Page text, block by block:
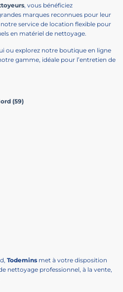
, vous bénéficiez
marques reconnues pour leur
service de location flexible pour
en matériel de nettoyage.
ou explorez notre boutique en ligne
gamme, idéale pour l’entretien de
(59)
Todemins met à votre disposition
nettoyage professionnel, à la vente,